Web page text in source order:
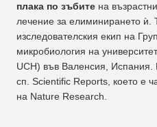
плака по зъбите на
лечение за елиминирането ѝ.
изследователския екип на
микробиология на
UCH) във Валенсия, Испания.
сп. Scientific Reports, което е
на Nature Research.